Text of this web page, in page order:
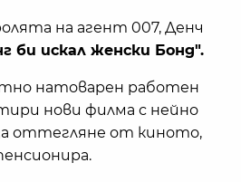
на агент 007, Денч
би искал женски Бонд".
натоварен работен
нови филма с нейно
оттегляне от киното,